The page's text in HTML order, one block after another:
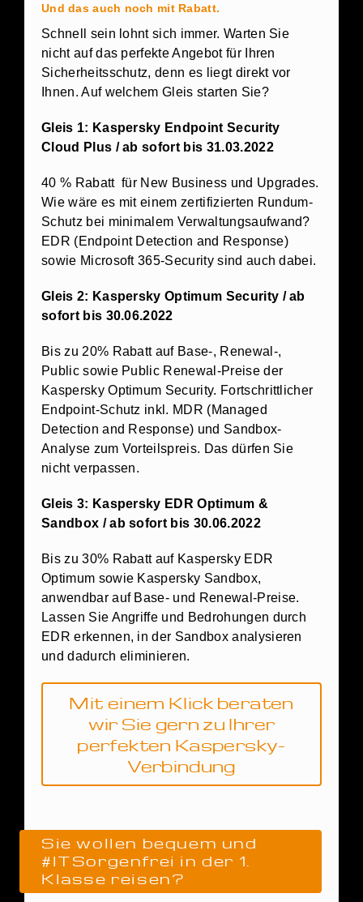
Und das auch noch mit Rabatt.
Schnell sein lohnt sich immer. Warten Sie
nicht auf das perfekte Angebot für Ihren
Sicherheitsschutz, denn es liegt direkt vor
Ihnen. Auf welchem Gleis starten Sie?
Gleis 1: Kaspersky Endpoint Security
Cloud Plus / ab sofort bis 31.03.2022
40 % Rabatt für New Business und Upgrades.
Wie wäre es mit einem zertifizierten Rundum-
Schutz bei minimalem Verwaltungsaufwand?
EDR (Endpoint Detection and Response)
sowie Microsoft 365-Security sind auch dabei.
Gleis 2: Kaspersky Optimum Security / ab
sofort bis 30.06.2022
Bis zu 20% Rabatt auf Base-, Renewal-,
Public sowie Public Renewal-Preise der
Kaspersky Optimum Security. Fortschrittlicher
Endpoint-Schutz inkl. MDR (Managed
Detection and Response) und Sandbox-
Analyse zum Vorteilspreis. Das dürfen Sie
nicht verpassen.
Gleis 3: Kaspersky EDR Optimum &
Sandbox / ab sofort bis 30.06.2022
Bis zu 30% Rabatt auf Kaspersky EDR
Optimum sowie Kaspersky Sandbox,
anwendbar auf Base- und Renewal-Preise.
Lassen Sie Angriffe und Bedrohungen durch
EDR erkennen, in der Sandbox analysieren
und dadurch eliminieren.
Mit einem Klick beraten
wir Sie gern zu Ihrer
perfekten Kaspersky-
Verbindung
Sie wollen bequem und
#ITSorgenfrei in der 1.
Klasse reisen?